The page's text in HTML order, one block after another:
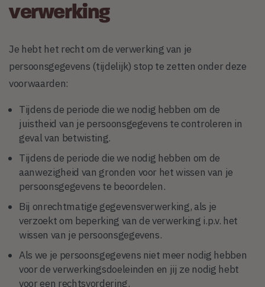
verwerking
Je hebt het recht om de verwerking van je
persoonsgegevens (tijdelijk) stop te zetten onder deze
voorwaarden:
Tijdens de periode die we nodig hebben om de
juistheid van je persoonsgegevens te controleren in
geval van betwisting.
Tijdens de periode die we nodig hebben om de
aanwezigheid van gronden voor het wissen van je
persoonsgegevens te beoordelen.
Bij onrechtmatige gegevensverwerking, als je
verzoekt om beperking van de verwerking i.p.v. het
wissen van je persoonsgegevens.
Als we je persoonsgegevens niet meer nodig hebben
voor de verwerkingsdoeleinden en jij ze nodig hebt
voor een rechtsvordering.